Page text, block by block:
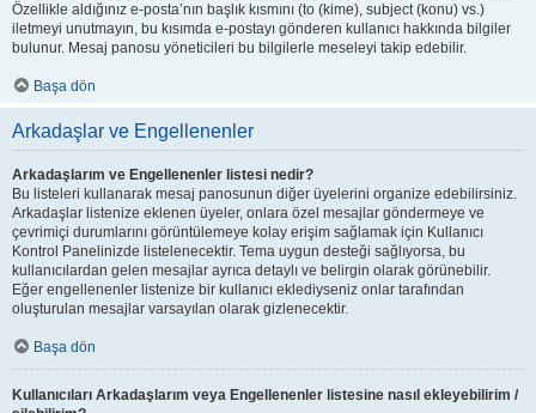
Özellikle aldığınız e-posta’nın başlık kısmını (to (kime), subject (konu) vs.)
iletmeyi unutmayın, bu kısımda e-postayı gönderen kullanıcı hakkında bilgiler
bulunur. Mesaj panosu yöneticileri bu bilgilerle meseleyi takip edebilir.
Başa dön
Arkadaşlar ve Engellenenler
Arkadaşlarım ve Engellenenler listesi nedir?
Bu listeleri kullanarak mesaj panosunun diğer üyelerini organize edebilirsiniz.
Arkadaşlar listenize eklenen üyeler, onlara özel mesajlar göndermeye ve
çevrimiçi durumlarını görüntülemeye kolay erişim sağlamak için Kullanıcı
Kontrol Panelinizde listelenecektir. Tema uygun desteği sağlıyorsa, bu
kullanıcılardan gelen mesajlar ayrıca detaylı ve belirgin olarak görünebilir.
Eğer engellenenler listenize bir kullanıcı eklediyseniz onlar tarafından
oluşturulan mesajlar varsayılan olarak gizlenecektir.
Başa dön
Kullanıcıları Arkadaşlarım veya Engellenenler listesine nasıl ekleyebilirim /